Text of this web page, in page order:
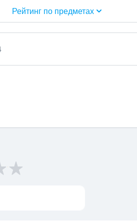
Рейтинг по предметах